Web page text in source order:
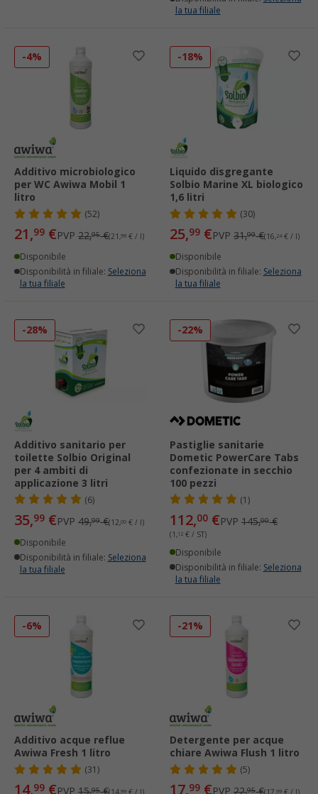
la tua filiale
-4%
Additivo microbiologico
per WC Awiwa Mobil 1
litro
(52)
21,99 €PVP 22,95€(21,99 € / l)
Disponibile
Disponibilità in filiale: Seleziona
la tua filiale
-18%
Liquido disgregante
Solbio Marine XL biologico
1,6 litri
(30)
25,99 €PVP 31,99€(16,24 € / l)
Disponibile
Disponibilità in filiale: Seleziona
la tua filiale
-28%
Additivo sanitario per
toilette Solbio Original
per 4 ambiti di
applicazione 3 litri
(6)
35,99 €PVP 49,99€(12,00 € / l)
Disponibile
Disponibilità in filiale: Seleziona
la tua filiale
-22%
Pastiglie sanitarie
Dometic PowerCare Tabs
confezionate in secchio
100 pezzi
(1)
112,00 €PVP 145,00€
(1,12 € / ST)
Disponibile
Disponibilità in filiale: Seleziona
la tua filiale
-6%
Additivo acque reflue
Awiwa Fresh 1 litro
(31)
14,99 €PVP 15,95€ 99
-21%
Detergente per acque
chiare Awiwa Flush 1 litro
(5)
17,99 €PVP 22,95€ 99